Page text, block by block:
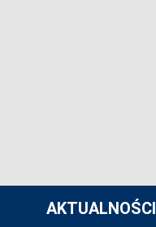
AKTUALNOŚCI